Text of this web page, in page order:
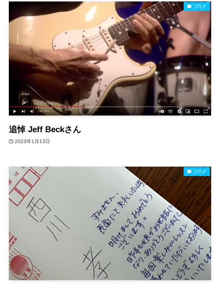
ブログ
追悼 Jeff Beckさん
2023年1月13日
ブログ